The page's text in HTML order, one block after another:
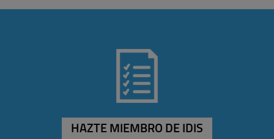
HAZTE MIEMBRO DE IDIS